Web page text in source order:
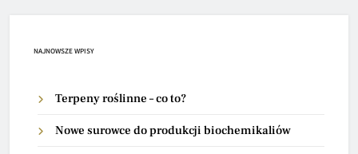
NAJNOWSZE WPISY
Terpeny roślinne – co to?
Nowe surowce do produkcji biochemikaliów